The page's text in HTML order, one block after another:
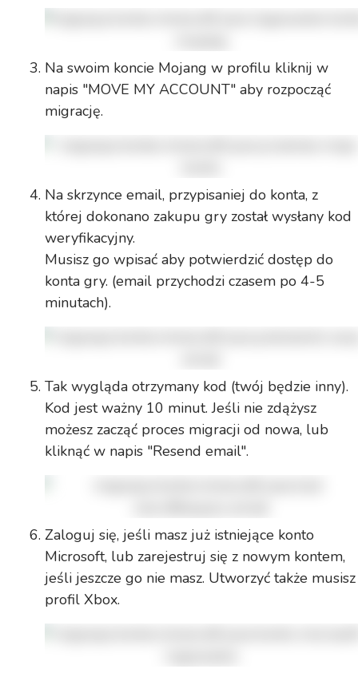
Na swoim koncie Mojang w profilu kliknij w
napis "MOVE MY ACCOUNT" aby rozpocząć
migrację.
Na skrzynce email, przypisaniej do konta, z
której dokonano zakupu gry został wysłany kod
weryfikacyjny.
Musisz go wpisać aby potwierdzić dostęp do
konta gry. (email przychodzi czasem po 4-5
minutach).
Tak wygląda otrzymany kod (twój będzie inny).
Kod jest ważny 10 minut. Jeśli nie zdążysz
możesz zacząć proces migracji od nowa, lub
kliknąć w napis "Resend email".
Zaloguj się, jeśli masz już istniejące konto
Microsoft, lub zarejestruj się z nowym kontem,
jeśli jeszcze go nie masz. Utworzyć także musisz
profil Xbox.